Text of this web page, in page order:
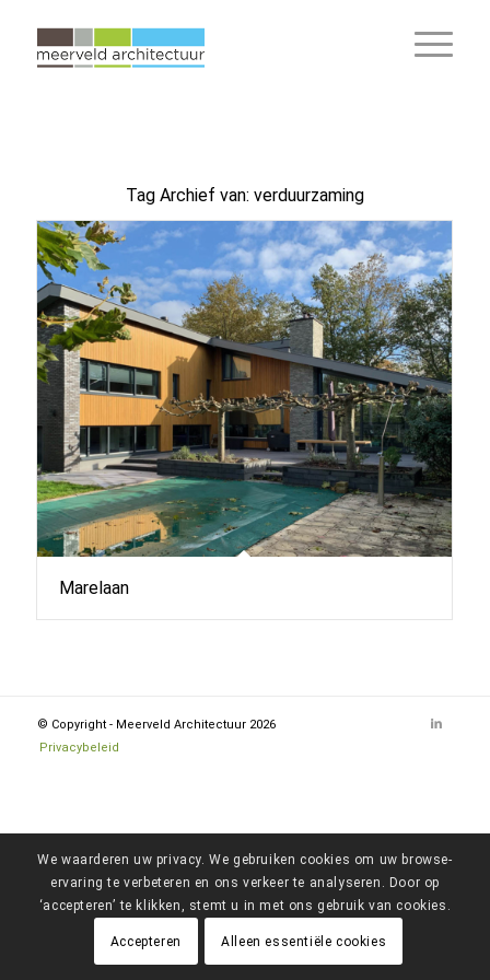
Tag Archief van: verduurzaming
Marelaan
© Copyright - Meerveld Architectuur 2026
Privacybeleid
We waarderen uw privacy. We gebruiken cookies om uw browse-
ervaring te verbeteren en ons verkeer te analyseren. Door op
‘accepteren’ te klikken, stemt u in met ons gebruik van cookies.
Accepteren Alleen essentiële cookies